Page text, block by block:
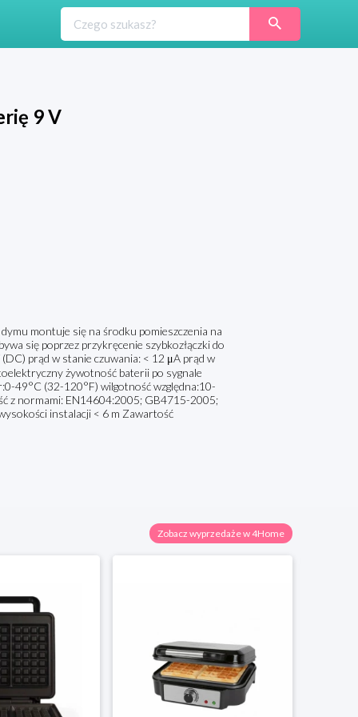
9 V
montuje się na środku pomieszczenia na
się poprzez przykręcenie szybkozłączki do
prąd w stanie czuwania: < 12 μA prąd w
żywotność baterii po sygnale
49°C (32-120°F) wilgotność względna:10-
z normami: EN14604:2005; GB4715-2005;
instalacji < 6 m Zawartość
Zobacz wyprzedaże w 4Home